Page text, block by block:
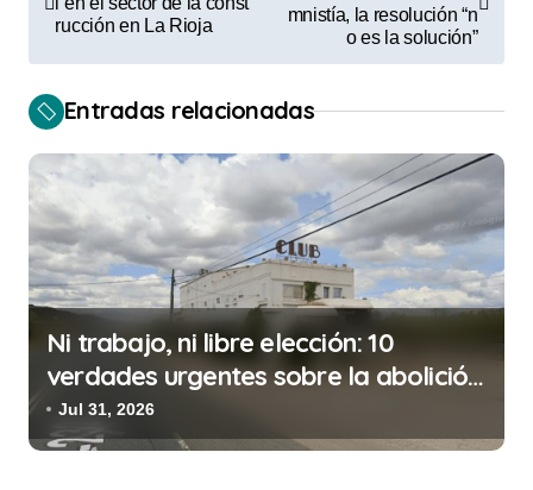
g
a
c
i
ó
n
d
e
e
rucción en La Rioja
mnistía, la resolución “n
o es la solución”
Entradas relacionadas
Ni trabajo, ni libre elección: 10
verdades urgentes sobre la abolición
de la prostitución
Jul 31, 2026